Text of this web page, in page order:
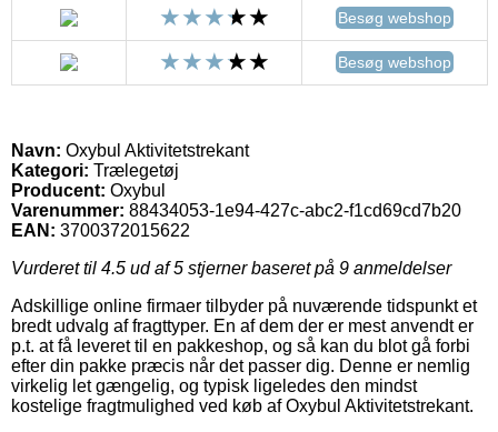
Besøg webshop
Besøg webshop
Navn: Oxybul Aktivitetstrekant
Kategori: Trælegetøj
Producent: Oxybul
Varenummer: 88434053-1e94-427c-abc2-f1cd69cd7b20
EAN: 3700372015622
Vurderet til 4.5 ud af 5 stjerner baseret på 9 anmeldelser
Adskillige online firmaer tilbyder på nuværende tidspunkt et
bredt udvalg af fragttyper. En af dem der er mest anvendt er
p.t. at få leveret til en pakkeshop, og så kan du blot gå forbi
efter din pakke præcis når det passer dig. Denne er nemlig
virkelig let gængelig, og typisk ligeledes den mindst
kostelige fragtmulighed ved køb af Oxybul Aktivitetstrekant.